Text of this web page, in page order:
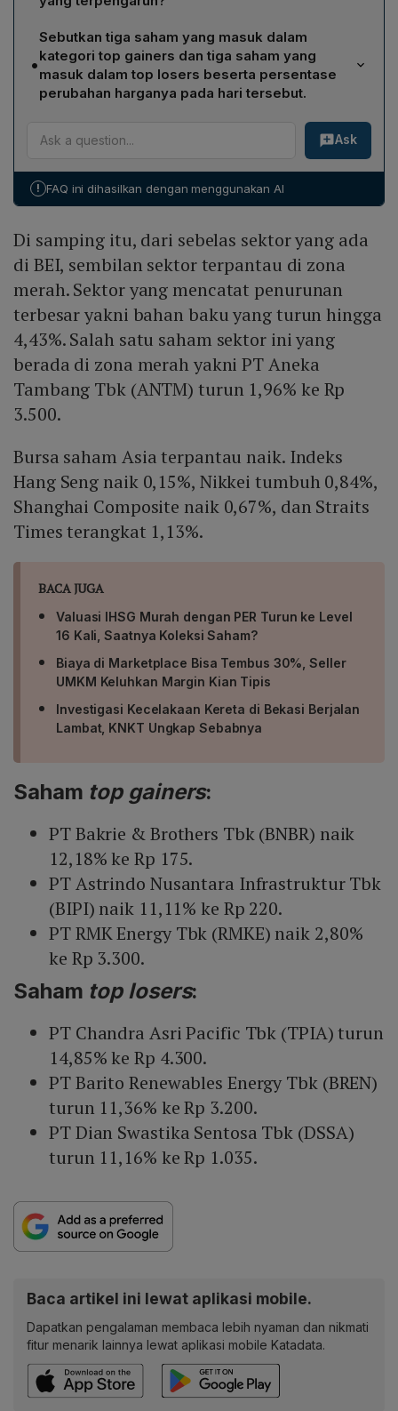
4,43%. Selain itu, aktivitas crossing pada saham seperti
PT Sumber Alfaria Trijaya Tbk (AMRT) dengan nilai
transaksi Rp 3 triliun turut menurunkan likuiditas pasar,
memperparah penurunan indeks.
Sektor bahan baku menjadi penyumbang utama, turun
4,43%. Contoh saham di sektor tersebut yang berada
di zona merah adalah PT Aneka Tambang Tbk
(ANTM), yang mengalami penurunan 1,96% menjadi Rp
•
Sebutkan tiga saham yang masuk dalam
kategori top gainers dan tiga saham yang
masuk dalam top losers beserta persentase
perubahan harganya pada hari tersebut.
Top gainers: PT Bakrie & Brothers Tbk (BNBR) naik
12,18% ke Rp 175; PT Astrindo Nusantara Infrastruktur
Tbk (BIPI) naik 11,11% ke Rp 220; PT RMK Energy Tbk
Chandra Asri Pacific Tbk (TPIA) turun 14,85% ke Rp
11,36% ke Rp 3.200; PT Dian Swastika Sentosa Tbk
(DSSA) turun 11,16% ke Rp 1.035.
Ask
! FAQ ini dihasilkan dengan menggunakan AI
Di samping itu, dari sebelas sektor yang ada
di BEI, sembilan sektor terpantau di zona
merah. Sektor yang mencatat penurunan
terbesar yakni bahan baku yang turun hingga
4,43%. Salah satu saham sektor ini yang
berada di zona merah yakni PT Aneka
Tambang Tbk (ANTM) turun 1,96% ke Rp
3.500.
Bursa saham Asia terpantau naik. Indeks
Hang Seng naik 0,15%, Nikkei tumbuh 0,84%,
Shanghai Composite naik 0,67%, dan Straits
Times terangkat 1,13%.
BACA JUGA
Valuasi IHSG Murah dengan PER Turun ke Level
16 Kali, Saatnya Koleksi Saham?
Biaya di Marketplace Bisa Tembus 30%, Seller
UMKM Keluhkan Margin Kian Tipis
Investigasi Kecelakaan Kereta di Bekasi Berjalan
Lambat, KNKT Ungkap Sebabnya
Saham top gainers:
PT Bakrie & Brothers Tbk (BNBR) naik
12,18% ke Rp 175.
PT Astrindo Nusantara Infrastruktur Tbk
(BIPI) naik 11,11% ke Rp 220.
PT RMK Energy Tbk (RMKE) naik 2,80%
ke Rp 3.300.
Saham top losers:
PT Chandra Asri Pacific Tbk (TPIA) turun
14,85% ke Rp 4.300.
PT Barito Renewables Energy Tbk (BREN)
turun 11,36% ke Rp 3.200.
PT Dian Swastika Sentosa Tbk (DSSA)
turun 11,16% ke Rp 1.035.
Baca artikel ini lewat aplikasi mobile.
Dapatkan pengalaman membaca lebih nyaman dan nikmati
fitur menarik lainnya lewat aplikasi mobile Katadata.